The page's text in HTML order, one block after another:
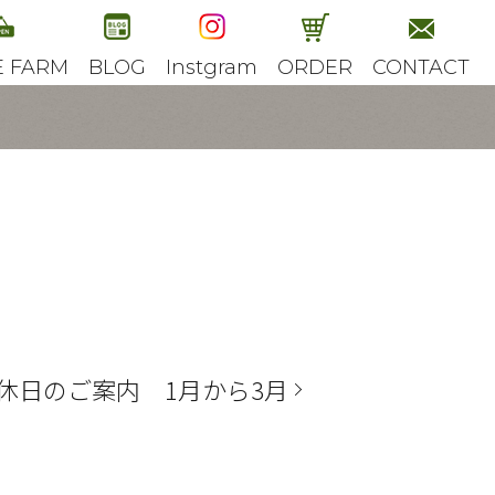
FARM BLOG Instgram ORDER CONTACT
日のご案内 1月から3月